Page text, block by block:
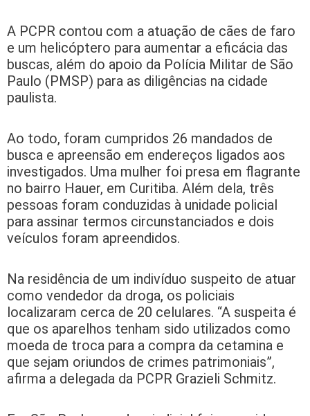
A PCPR contou com a atuação de cães de faro
e um helicóptero para aumentar a eficácia das
buscas, além do apoio da Polícia Militar de São
Paulo (PMSP) para as diligências na cidade
paulista.
Ao todo, foram cumpridos 26 mandados de
busca e apreensão em endereços ligados aos
investigados. Uma mulher foi presa em flagrante
no bairro Hauer, em Curitiba. Além dela, três
pessoas foram conduzidas à unidade policial
para assinar termos circunstanciados e dois
veículos foram apreendidos.
Na residência de um indivíduo suspeito de atuar
como vendedor da droga, os policiais
localizaram cerca de 20 celulares. “A suspeita é
que os aparelhos tenham sido utilizados como
moeda de troca para a compra da cetamina e
que sejam oriundos de crimes patrimoniais”,
afirma a delegada da PCPR Grazieli Schmitz.